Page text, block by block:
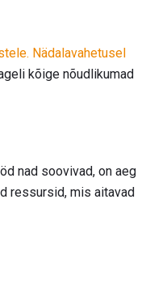
Nädalavahetusel
kõige nõudlikumad
nad soovivad, on aeg
ressursid, mis aitavad